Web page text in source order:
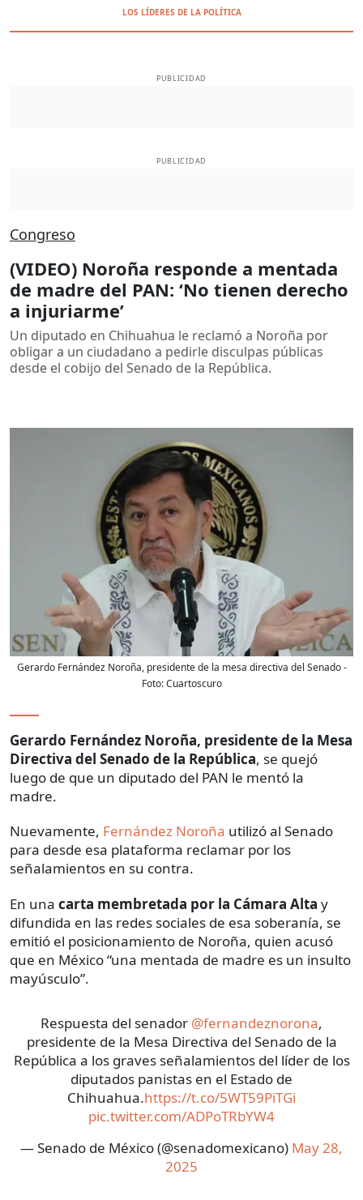
LOS LÍDERES DE LA POLÍTICA
PUBLICIDAD
PUBLICIDAD
Congreso
(VIDEO) Noroña responde a mentada
de madre del PAN: ‘No tienen derecho
a injuriarme’
Un diputado en Chihuahua le reclamó a Noroña por
obligar a un ciudadano a pedirle disculpas públicas
desde el cobijo del Senado de la República.
Gerardo Fernández Noroña, presidente de la mesa directiva del Senado-
Foto:Cuartoscuro
Gerardo Fernández Noroña, presidente de la Mesa
Directiva del Senado de la República, se quejó
luego de que un diputado del PAN le mentó la
madre.
Nuevamente, Fernández Noroña utilizó al Senado
para desde esa plataforma reclamar por los
señalamientos en su contra.
En una carta membretada por la Cámara Alta y
difundida en las redes sociales de esa soberanía, se
emitió el posicionamiento de Noroña, quien acusó
que en México “una mentada de madre es un insulto
mayúsculo”.
Respuesta del senador @fernandeznorona,
presidente de la Mesa Directiva del Senado de la
República a los graves señalamientos del líder de los
diputados panistas en el Estado de
Chihuahua.https://t.co/5WT59PiTGi
pic.twitter.com/ADPoTRbYW4
— Senado de México (@senadomexicano) May 28,
2025